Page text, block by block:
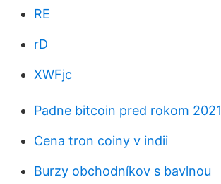
RE
rD
XWFjc
Padne bitcoin pred rokom 2021
Cena tron ​​coiny v indii
Burzy obchodníkov s bavlnou